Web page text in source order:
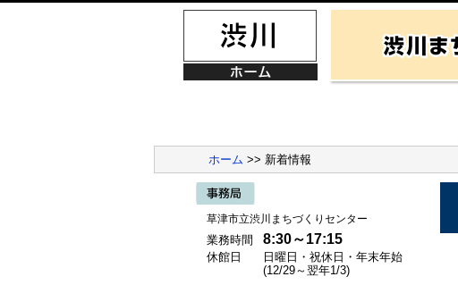
ホーム >> 新着情報
草津市立渋川まちづくりセンター
業務時間 8:30～17:15
休館日
日曜日・祝休日・年末年始
(12/29～翌年1/3)